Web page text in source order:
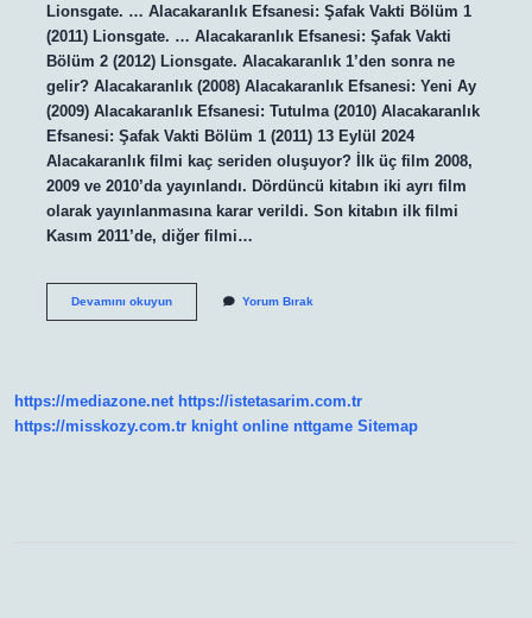
Lionsgate. … Alacakaranlık Efsanesi: Şafak Vakti Bölüm 1
(2011) Lionsgate. … Alacakaranlık Efsanesi: Şafak Vakti
Bölüm 2 (2012) Lionsgate. Alacakaranlık 1’den sonra ne
gelir? Alacakaranlık (2008) Alacakaranlık Efsanesi: Yeni Ay
(2009) Alacakaranlık Efsanesi: Tutulma (2010) Alacakaranlık
Efsanesi: Şafak Vakti Bölüm 1 (2011) 13 Eylül 2024
Alacakaranlık filmi kaç seriden oluşuyor? İlk üç film 2008,
2009 ve 2010’da yayınlandı. Dördüncü kitabın iki ayrı film
olarak yayınlanmasına karar verildi. Son kitabın ilk filmi
Kasım 2011’de, diğer filmi…
Devamını okuyunAlacakaranlıkYorum Bırak
https://mediazone.net https://istetasarim.com.tr
https://misskozy.com.tr knight online nttgame Sitemap